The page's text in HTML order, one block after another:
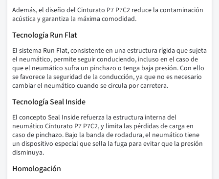
Además, el diseño del Cinturato P7 P7C2 reduce la contaminación
acústica y garantiza la máxima comodidad.
Tecnología Run Flat
El sistema Run Flat, consistente en una estructura rígida que sujeta
el neumático, permite seguir conduciendo, incluso en el caso de
que el neumático sufra un pinchazo o tenga baja presión. Con ello
se favorece la seguridad de la conducción, ya que no es necesario
cambiar el neumático cuando se circula por carretera.
Tecnología Seal Inside
El concepto Seal Inside refuerza la estructura interna del
neumático Cinturato P7 P7C2, y limita las pérdidas de carga en
caso de pinchazo. Bajo la banda de rodadura, el neumático tiene
un dispositivo especial que sella la fuga para evitar que la presión
disminuya.
Homologación